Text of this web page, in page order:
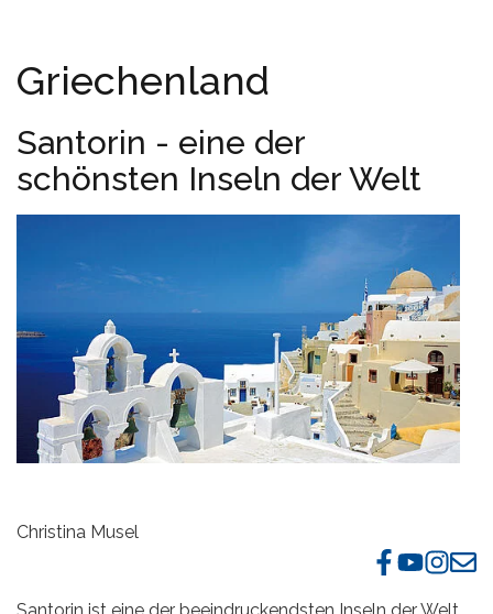
Griechenland
Santorin - eine der
schönsten Inseln der Welt
Christina Musel
Santorin ist eine der beeindruckendsten Inseln der Welt.